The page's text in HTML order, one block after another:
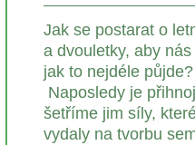
Jak se postarat o
a dvouletky, aby nás
jak to nejdéle půjde?
Naposledy je
šetříme jim síly,
vydaly na tvorbu